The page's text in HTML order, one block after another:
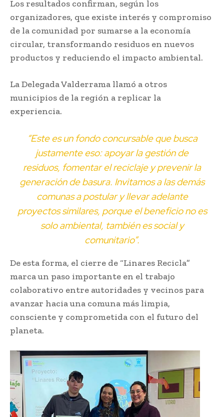
Los resultados confirman, según los
organizadores, que existe interés y compromiso
de la comunidad por sumarse a la economía
circular, transformando residuos en nuevos
productos y reduciendo el impacto ambiental.
La Delegada Valderrama llamó a otros
municipios de la región a replicar la
experiencia.
“Este es un fondo concursable que busca
justamente eso: apoyar la gestión de
residuos, fomentar el reciclaje y prevenir la
generación de basura. Invitamos a las demás
comunas a postular y llevar adelante
proyectos similares, porque el beneficio no es
solo ambiental, también es social y
comunitario”.
De esta forma, el cierre de “Linares Recicla”
marca un paso importante en el trabajo
colaborativo entre autoridades y vecinos para
avanzar hacia una comuna más limpia,
consciente y comprometida con el futuro del
planeta.